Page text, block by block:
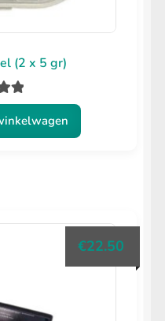
(2 x 5 gr)
5
€22.50